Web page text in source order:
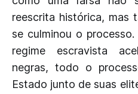
reescrita histórica, mas
se culminou o
regime escravista
negras, todo o
Estado junto de suas